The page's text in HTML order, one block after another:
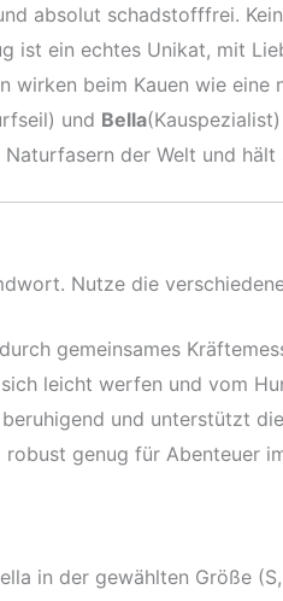
absolut schadstofffrei.
ist ein echtes Unikat, mit
wirken beim Kauen wie
und Bella
der Welt und
Nutze die
gemeinsames
leicht werfen und vom
und unterstützt
genug für Abenteuer
in der gewählten Größe